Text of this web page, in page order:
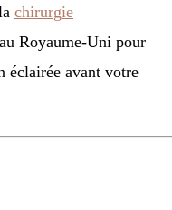
chirurgie
Royaume-Uni pour
éclairée avant votre